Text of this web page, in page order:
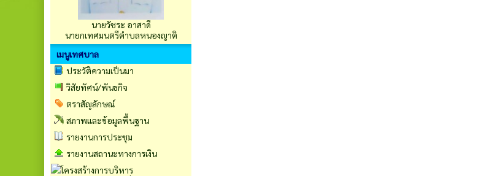
นายวัชระ อาสาดี
นายกเทศมนตรีตำบลหนองญาติ
เมนูเทศบาล
ประวัติความเป็นมา
วิสัยทัศน์/พันธกิจ
ตราสัญลักษณ์
สภาพและข้อมูลพื้นฐาน
รายงานการประชุม
รายงานสถานะทางการเงิน